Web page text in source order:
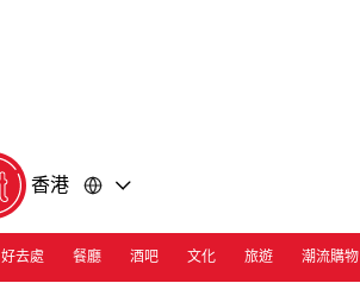
香港
好去處 餐廳 酒吧 文化 旅遊 潮流購物